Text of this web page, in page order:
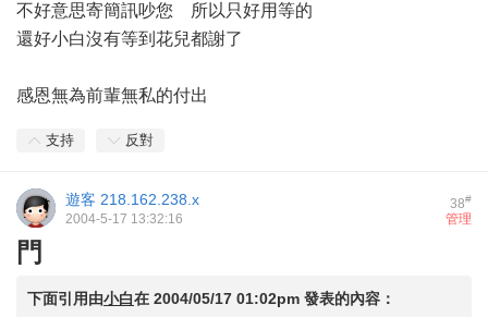
不好意思寄簡訊吵您 所以只好用等的
還好小白沒有等到花兒都謝了
感恩無為前輩無私的付出
支持 反對
38#
遊客 218.162.238.x
管理
2004-5-17 13:32:16
門
下面引用由小白在 2004/05/17 01:02pm 發表的內容：